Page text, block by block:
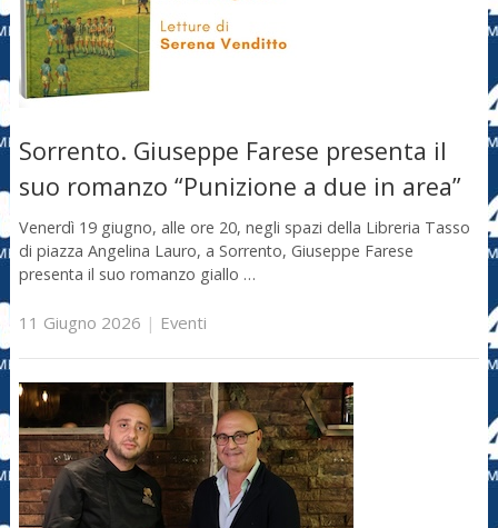
Sorrento. Giuseppe Farese presenta il
suo romanzo “Punizione a due in area”
Venerdì 19 giugno, alle ore 20, negli spazi della Libreria Tasso
di piazza Angelina Lauro, a Sorrento, Giuseppe Farese
presenta il suo romanzo giallo …
11 Giugno 2026 | Eventi